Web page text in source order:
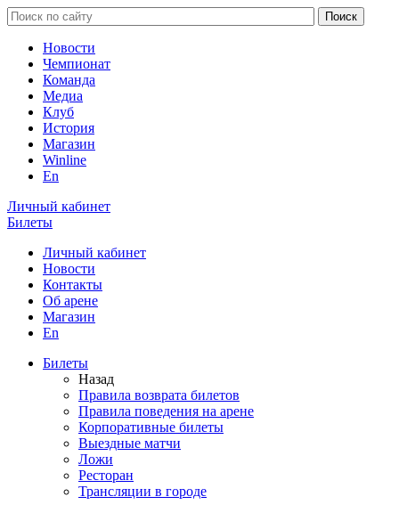
Новости
Чемпионат
Команда
Медиа
Клуб
История
Магазин
Winline
En
Личный кабинет
Билеты
Личный кабинет
Новости
Контакты
Об арене
Магазин
En
Билеты
Назад
Правила возврата билетов
Правила поведения на арене
Корпоративные билеты
Выездные матчи
Ложи
Ресторан
Трансляции в городе